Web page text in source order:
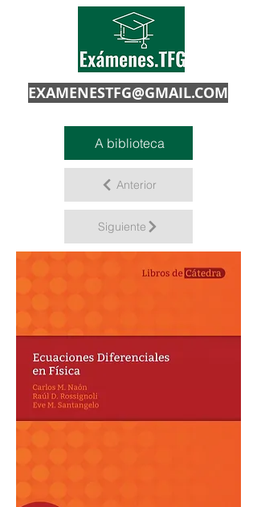
EXAMENESTFG@GMAIL.COM
A biblioteca
Anterior
Siguiente